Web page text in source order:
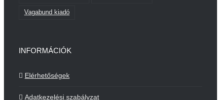
Vagabund kiadó
INFORMÁCIÓK
Elérhetőségek
Adatkezelési szabályzat